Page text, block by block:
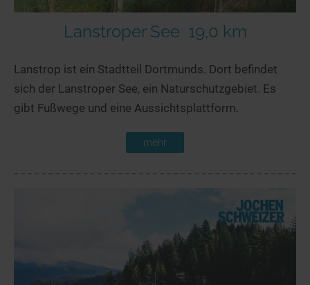
Lanstroper See 19,0 km
Lanstrop ist ein Stadtteil Dortmunds. Dort befindet
sich der Lanstroper See, ein Naturschutzgebiet. Es
gibt Fußwege und eine Aussichtsplattform.
mehr